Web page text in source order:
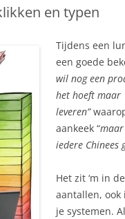
en typen
Tijdens een
een goede
wil nog een
het hoeft maar
leveren”
aankeek “
iedere Chinees
Het zit ‘m in
aantallen,
je systemen.